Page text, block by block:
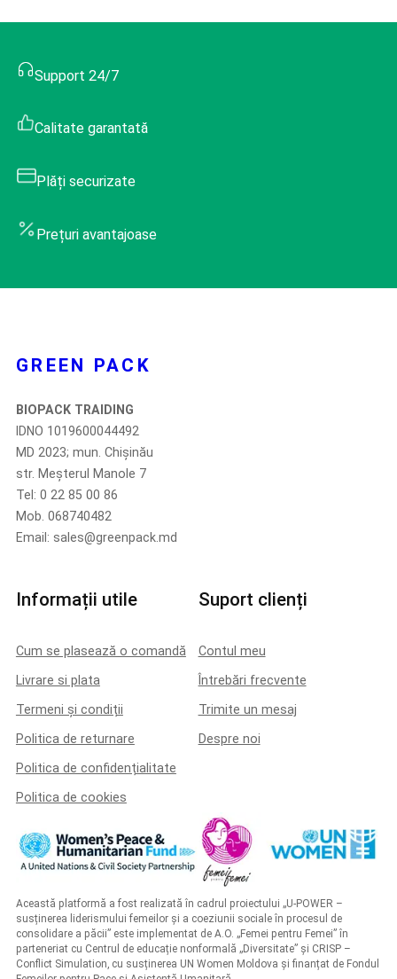
Support 24/7
Calitate garantată
Plăți securizate
Prețuri avantajoase
GREEN PACK
BIOPACK TRAIDING
IDNO 1019600044492
MD 2023; mun. Chișinău
str. Meșterul Manole 7
Tel: 0 22 85 00 86
Mob. 068740482
Email: sales@greenpack.md
Informații utile
Cum se plasează o comandă
Livrare si plata
Termeni și condiții
Politica de returnare
Politica de confidențialitate
Politica de cookies
Suport clienți
Contul meu
Întrebări frecvente
Trimite un mesaj
Despre noi
Această platformă a fost realizată în cadrul proiectului „U-POWER –
susținerea liderismului femeilor și a coeziunii sociale în procesul de
consolidare a păcii” este implementat de A.O. „Femei pentru Femei” în
parteneriat cu Centrul de educație nonformală „Diversitate” și CRISP –
Conflict Simulation, cu susținerea UN Women Moldova și finanțat de Fondul